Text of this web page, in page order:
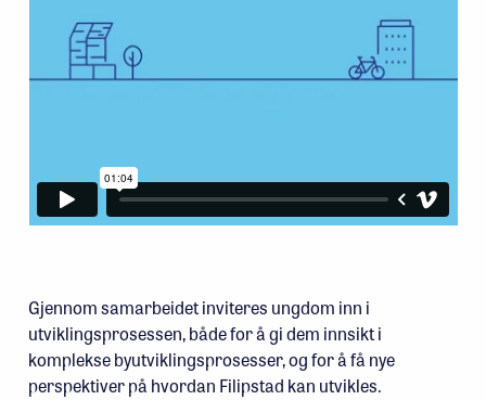
Gjennom samarbeidet inviteres ungdom inn i
utviklingsprosessen, både for å gi dem innsikt i
komplekse byutviklingsprosesser, og for å få nye
perspektiver på hvordan Filipstad kan utvikles.